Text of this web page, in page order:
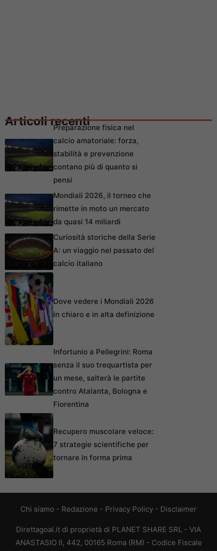
Articoli recentiPreparazione fisica nel
calcio amatoriale: forza,
stabilità e prevenzione
contano più di quanto si
pensi
Mondiali 2026, il torneo che
rimette in moto un mercato
da quasi 14 miliardi
Curiosità storiche della Serie
A: un viaggio nel passato del
calcio italiano
Dove vedere i Mondiali 2026
in chiaro e in alta definizione
Infortunio a Pellegrini: Roma
senza il suo trequartista per
un mese, salterà le partite
contro Atalanta, Bologna e
Fiorentina
Recupero muscolare veloce:
7 strategie scientifiche per
tornare in forma prima
Chi siamo - Redazione - Privacy Policy - Disclaimer
Direttagoal.it di proprietà di PLANET SHARE SRL - VIA
ANASTASIO II, 442, 00165 Roma (RM) - Codice Fiscale